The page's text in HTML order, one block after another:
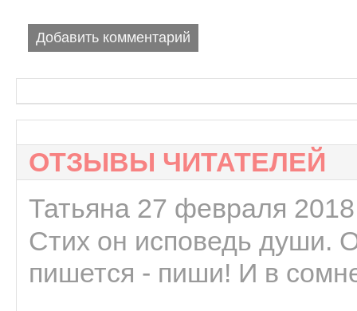
Добавить комментарий
ОТЗЫВЫ ЧИТАТЕЛЕЙ
Татьяна 27 февраля
Стих он исповедь души.
пишется - пиши! И в